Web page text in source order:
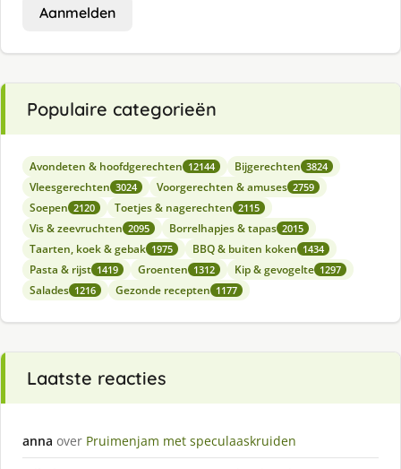
Aanmelden
Populaire categorieën
Avondeten & hoofdgerechten 12144 Bijgerechten 3824
Vleesgerechten 3024 Voorgerechten & amuses 2759
Soepen 2120 Toetjes & nagerechten 2115
Vis & zeevruchten 2095 Borrelhapjes & tapas 2015
Taarten, koek & gebak 1975 BBQ & buiten koken 1434
Pasta & rijst 1419 Groenten 1312 Kip & gevogelte 1297
Salades 1216 Gezonde recepten 1177
Laatste reacties
anna over Pruimenjam met speculaaskruiden